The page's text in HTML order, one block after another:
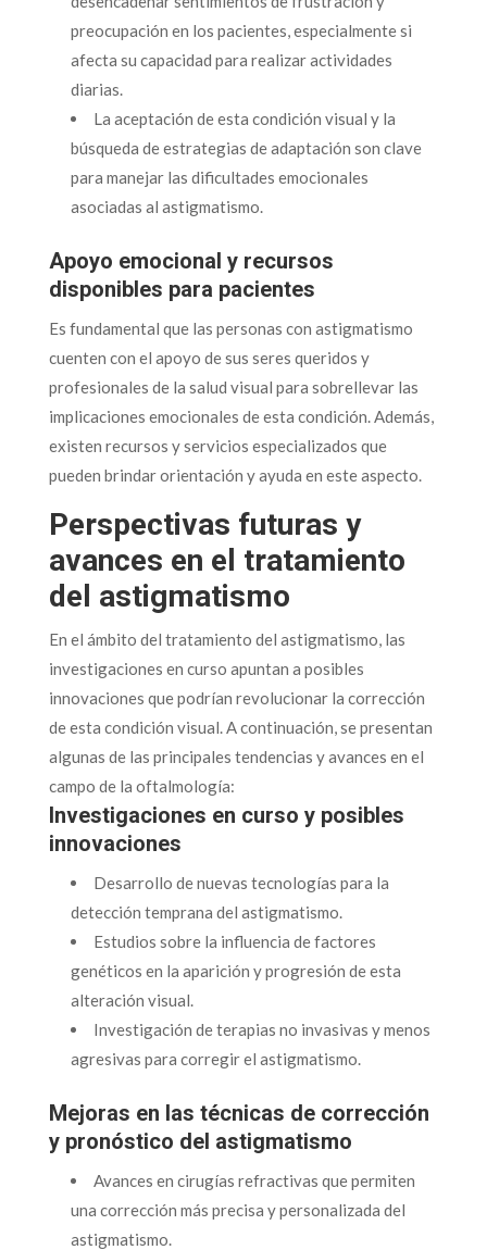
preocupación en los pacientes, especialmente si
afecta su capacidad para realizar actividades
diarias.
La aceptación de esta condición visual y la
búsqueda de estrategias de adaptación son clave
para manejar las dificultades emocionales
asociadas al astigmatismo.
Apoyo emocional y recursos
disponibles para pacientes
Es fundamental que las personas con astigmatismo
cuenten con el apoyo de sus seres queridos y
profesionales de la salud visual para sobrellevar las
implicaciones emocionales de esta condición. Además,
existen recursos y servicios especializados que
pueden brindar orientación y ayuda en este aspecto.
Perspectivas futuras y
avances en el tratamiento
del astigmatismo
En el ámbito del tratamiento del astigmatismo, las
investigaciones en curso apuntan a posibles
innovaciones que podrían revolucionar la corrección
de esta condición visual. A continuación, se presentan
algunas de las principales tendencias y avances en el
campo de la oftalmología:
Investigaciones en curso y posibles
innovaciones
Desarrollo de nuevas tecnologías para la
detección temprana del astigmatismo.
Estudios sobre la influencia de factores
genéticos en la aparición y progresión de esta
alteración visual.
Investigación de terapias no invasivas y menos
agresivas para corregir el astigmatismo.
Mejoras en las técnicas de corrección
y pronóstico del astigmatismo
Avances en cirugías refractivas que permiten
una corrección más precisa y personalizada del
astigmatismo.